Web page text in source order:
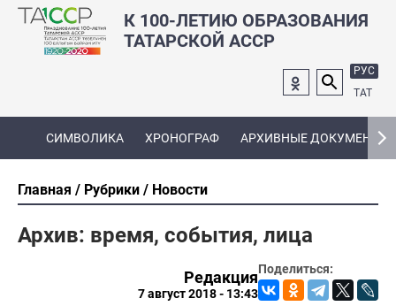
К 100-ЛЕТИЮ ОБРАЗОВАНИЯ
ТАТАРСКОЙ АССР
РУС
ТАТ
СИМВОЛИКА ХРОНОГРАФ АРХИВНЫЕ ДОКУМЕНТЫ
Главная Рубрики Новости
Архив: время, события, лица
Поделиться:
Редакция
7 август 2018 - 13:43